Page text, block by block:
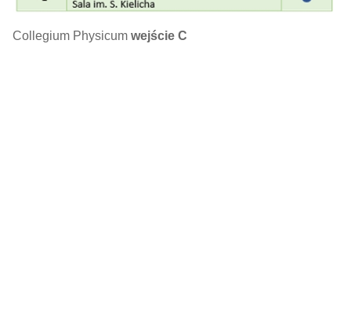
Collegium Physicum wejście C